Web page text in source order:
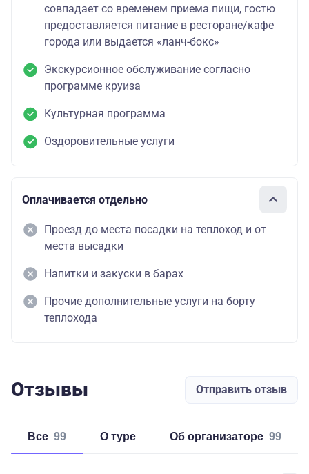
совпадает со временем приема пищи, гостю
предоставляется питание в ресторане/кафе
города или выдается «ланч-бокс»
Экскурсионное обслуживание согласно
программе круиза
Культурная программа
Оздоровительные услуги
Оплачивается отдельно
Проезд до места посадки на теплоход и от
места высадки
Напитки и закуски в барах
Прочие дополнительные услуги на борту
теплохода
Отзывы Отправить отзыв
Все 99 о туре об организаторе 99